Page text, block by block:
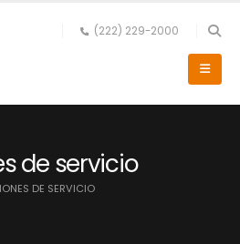
(222) 229-2000
de servicio
DE SERVICIO